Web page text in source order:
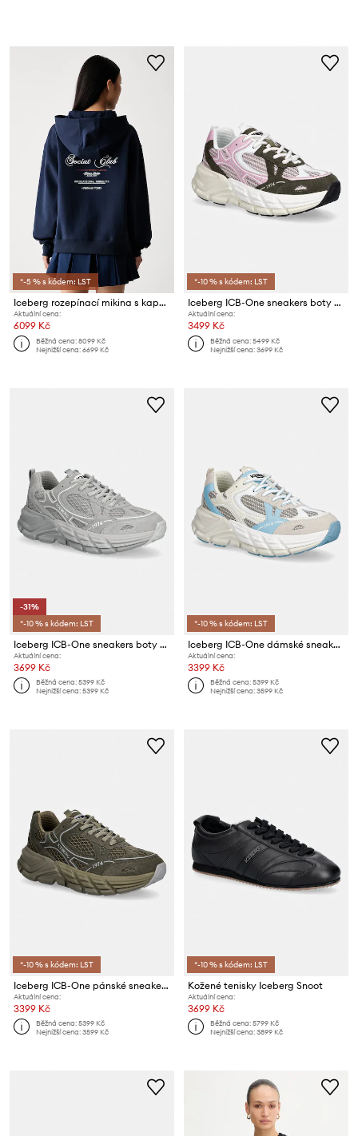
*-5 % s kódem: LST
Iceberg rozepínací mikina s kapucí dámská s bavlnou
Aktuální cena:
6099 Kč
Běžná cena:8099 Kč
Nejnižší cena:6699 Kč
*-10 % s kódem: LST
Iceberg ICB-One sneakers boty dámské
Aktuální cena:
3499 Kč
Běžná cena:5499 Kč
Nejnižší cena:3699 Kč
-31%
*-10 % s kódem: LST
Iceberg ICB-One sneakers boty pánské
Aktuální cena:
3699 Kč
Běžná cena:5399 Kč
Nejnižší cena:5399 Kč
*-10 % s kódem: LST
Iceberg ICB-One dámské sneakers boty
Aktuální cena:
3399 Kč
Běžná cena:5399 Kč
Nejnižší cena:3599 Kč
*-10 % s kódem: LST
Iceberg ICB-One pánské sneakers
Aktuální cena:
3399 Kč
Běžná cena:5399 Kč
Nejnižší cena:3599 Kč
*-10 % s kódem: LST
Kožené tenisky Iceberg Snoot
Aktuální cena:
3699 Kč
Běžná cena:5799 Kč
Nejnižší cena:3899 Kč